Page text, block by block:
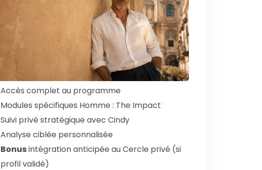
Accès complet au programme
Modules spécifiques Homme : The Impact
Suivi privé stratégique avec Cindy
Analyse ciblée personnalisée
Bonusintégration anticipée au Cercle privé (si
profil validé)